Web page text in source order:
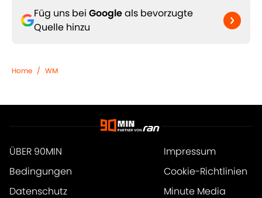
Füg uns bei Googleals bevorzugte
Quelle hinzu
Home / WM
ÜBER 90MIN
Impressum
Bedingungen
Cookie-Richtlinien
Datenschutz
Minute Media